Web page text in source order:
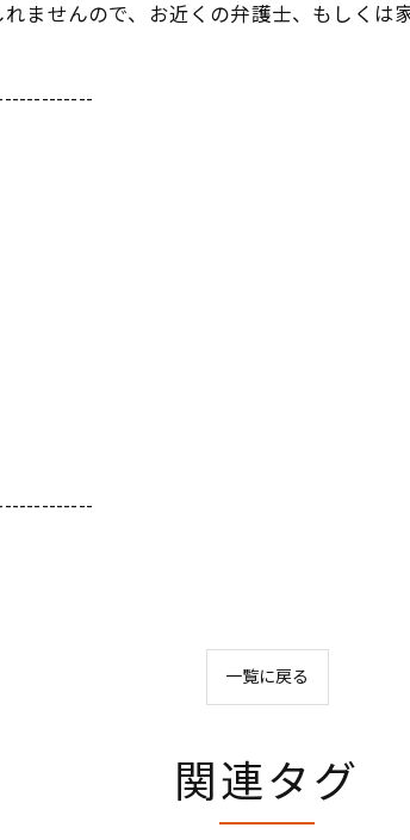
ませんので、お近くの弁護士、もしくは
一覧に戻る
関連タグ